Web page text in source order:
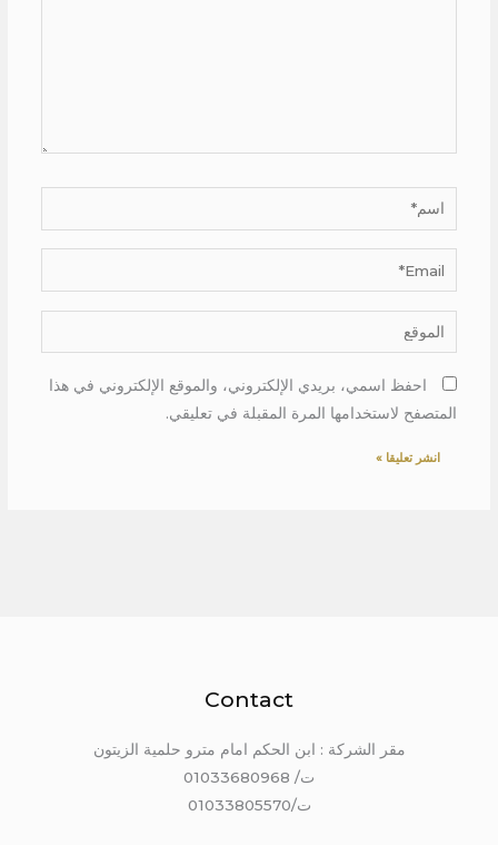
اسم*
Email*
الموقع
احفظ اسمي، بريدي الإلكتروني، والموقع الإلكتروني في هذا
المتصفح لاستخدامها المرة المقبلة في تعليقي.
Contact
مقر الشركة : ابن الحكم امام مترو حلمية الزيتون
ت/ 01033680968
ت/01033805570